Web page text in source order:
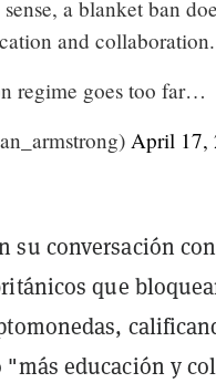
a blanket ban
and collaboration.
regime goes too far…
April 17,
su conversación
que
educación y